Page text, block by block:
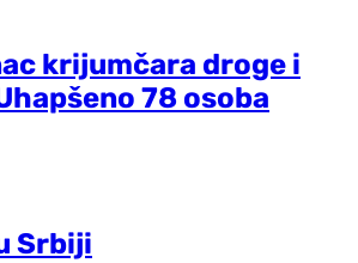
krijumčara droge i
78 osoba
Srbiji